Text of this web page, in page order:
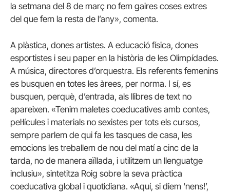
la setmana del 8 de març no fem gaires coses extres
del que fem la resta de l’any», comenta.
A plàstica, dones artistes. A educació física, dones
esportistes i seu paper en la història de les Olimpídades.
A música, directores d’orquestra. Els referents femenins
es busquen en totes les àrees, per norma. I sí, es
busquen, perquè, d’entrada, als llibres de text no
apareixen. «Tenim maletes coeducatives amb contes,
pel·lícules i materials no sexistes per tots els cursos,
sempre parlem de qui fa les tasques de casa, les
emocions les treballem de nou del matí a cinc de la
tarda, no de manera aïllada, i utilitzem un llenguatge
inclusiu», sintetitza Roig sobre la seva pràctica
coeducativa global i quotidiana. «Aquí, si diem ‘nens!’,